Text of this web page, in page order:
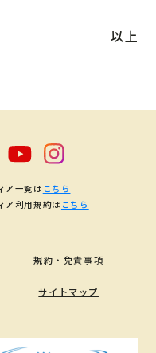
以上
規約・免責事項
サイトマップ
ア一覧は こちら
ア利用規約は こちら